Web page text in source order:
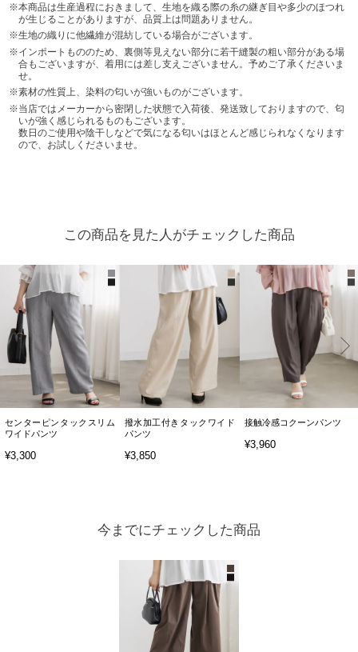
本商品は生産過程におきまして、生地を織る際の糸の継ぎ目や多少のほつれ
が生じることがありますが、品質上は問題ありません。
生地の織りに他繊維が混紡している場合がございます。
インポートもののため、裏側等見えない部分に若干縫製の粗い部分がある場
合もございますが、着用には差し支えございません。予めご了承くださいま
せ。
素材の性質上、染料の匂いが強いものがございます。
当店ではメーカーから密閉した状態で入荷後、発送致しておりますので、匂
いが強く感じられるものもございます。
数日のご使用や陰干しなどで気になる匂いはほとんど感じられなくなります
ので、お試しくださいませ。
この商品を見た人がチェックした商品
センターピンタックスリム
ワイドパンツ
¥3,300
撥水加工付きタックワイド
パンツ
¥3,850
接触冷感コクーンパンツ
¥3,960
今までにチェックした商品